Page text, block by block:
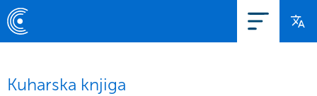
Kuharska knjiga